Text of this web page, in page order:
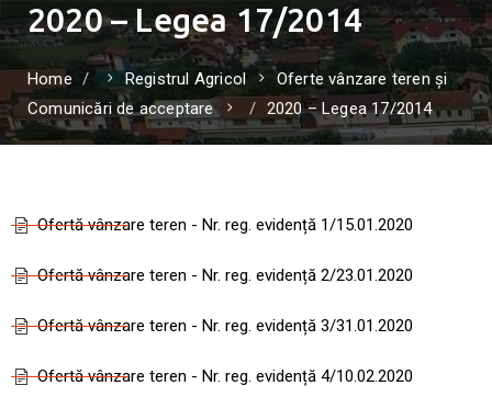
2020 – Legea 17/2014
Home Registrul Agricol
Oferte vânzare teren și
Comunicări de acceptare
2020 – Legea 17/2014
Ofertă vânzare teren - Nr. reg. evidență 1/15.01.2020
Ofertă vânzare teren - Nr. reg. evidență 2/23.01.2020
Ofertă vânzare teren - Nr. reg. evidență 3/31.01.2020
Ofertă vânzare teren - Nr. reg. evidență 4/10.02.2020